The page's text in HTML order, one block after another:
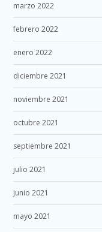
marzo 2022
febrero 2022
enero 2022
diciembre 2021
noviembre 2021
octubre 2021
septiembre 2021
julio 2021
junio 2021
mayo 2021